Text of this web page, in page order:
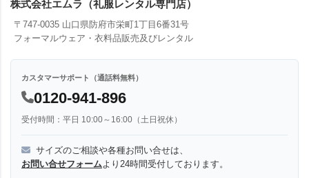
株式会社エムラ（礼服レンタル専門店）
〒747-0035 山口県防府市栄町1丁目6番31号
フォーマルウェア・衣料品販売及びレンタル
カスタマーサポート（通話料無料）
0120-941-896
受付時間：平日 10:00～16:00（土日祝休）
サイズのご相談や各種お問い合せは、
お問い合せフォーム より24時間受付しております。